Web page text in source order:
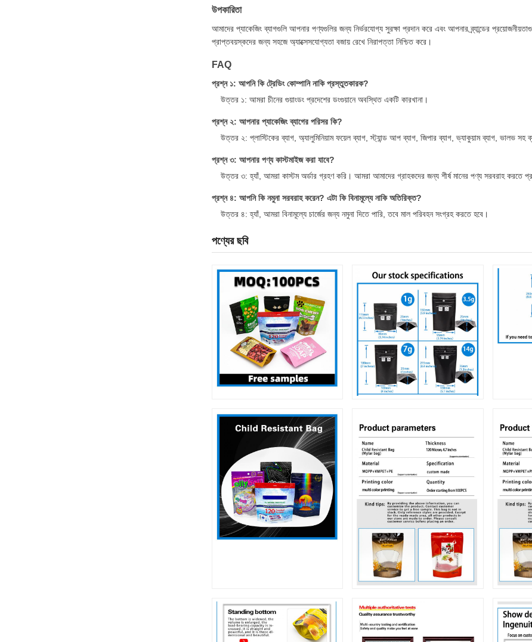
উপকারিতা
আমাদের প্যাকেজিং ব্যাগগুলি আপনার পণ্যগুলির জন্য নির্ভরযোগ্য সুরক্ষা প্রদান করে এবং আপনার ব্র্যান্ডের
প্রাপ্তবয়স্কদের জন্য সহজে অ্যাক্সেসযোগ্যতা বজায় রেখে নিরাপত্তা নিশ্চিত করে।
FAQ
প্রশ্ন ১: আপনি কি ট্রেডিং কোম্পানি নাকি প্রস্তুতকারক?
উত্তর ১: আমরা চীনের গুয়াংডং প্রদেশের ডংগুয়ানে অবস্থিত একটি কারখানা।
প্রশ্ন ২: আপনার প্যাকেজিং ব্যাগের পরিসর কি?
উত্তর ২: প্লাস্টিকের ব্যাগ, অ্যালুমিনিয়াম ফয়েল ব্যাগ, স্ট্যান্ড আপ ব্যাগ, জিপার ব্যাগ, ভ্যাকুয়াম ব্যাগ, ভালভ সহ
প্রশ্ন ৩: আপনার পণ্য কাস্টমাইজ করা যাবে?
উত্তর ৩: হ্যাঁ, আমরা কাস্টম অর্ডার গ্রহণ করি। আমরা আমাদের গ্রাহকদের জন্য শীর্ষ মানের পণ্য সরবরাহ করতে
প্রশ্ন ৪: আপনি কি নমুনা সরবরাহ করেন? এটা কি বিনামূল্যে নাকি অতিরিক্ত?
উত্তর ৪: হ্যাঁ, আমরা বিনামূল্যে চার্জের জন্য নমুনা দিতে পারি, তবে মাল পরিবহন সংগ্রহ করতে হবে।
পণ্যের ছবি